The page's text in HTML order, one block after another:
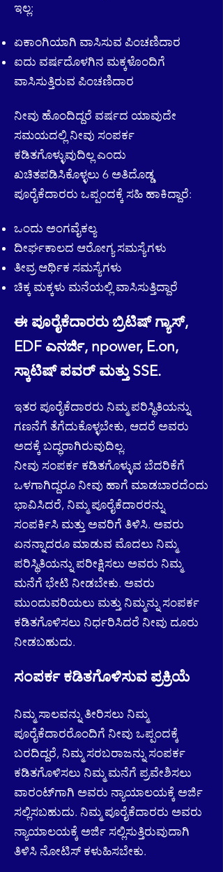
ಇಲ್ಲ:
ಏಕಾಂಗಿಯಾಗಿ ವಾಸಿಸುವ ಪಿಂಚಣಿದಾರ
ಐದು ವರ್ಷದೊಳಗಿನ ಮಕ್ಕಳೊಂದಿಗೆ
ವಾಸಿಸುತ್ತಿರುವ ಪಿಂಚಣಿದಾರ
ನೀವು ಹೊಂದಿದ್ದರೆ ವರ್ಷದ ಯಾವುದೇ
ಸಮಯದಲ್ಲಿ ನೀವು ಸಂಪರ್ಕ
ಕಡಿತಗೊಳ್ಳುವುದಿಲ್ಲ ಎಂದು
ಖಚಿತಪಡಿಸಿಕೊಳ್ಳಲು 6 ಅತಿದೊಡ್ಡ
ಪೂರೈಕೆದಾರರು ಒಪ್ಪಂದಕ್ಕೆ ಸಹಿ ಹಾಕಿದ್ದಾರೆ:
ಒಂದು ಅಂಗವೈಕಲ್ಯ
ದೀರ್ಘಕಾಲದ ಆರೋಗ್ಯ ಸಮಸ್ಯೆಗಳು
ತೀವ್ರ ಆರ್ಥಿಕ ಸಮಸ್ಯೆಗಳು
ಚಿಕ್ಕ ಮಕ್ಕಳು ಮನೆಯಲ್ಲಿ ವಾಸಿಸುತ್ತಿದ್ದಾರೆ
ಈ ಪೂರೈಕೆದಾರರು ಬ್ರಿಟಿಷ್ ಗ್ಯಾಸ್,
EDF ಎನರ್ಜಿ, npower, E.on,
ಸ್ಕಾಟಿಷ್ ಪವರ್ ಮತ್ತು SSE.
ಇತರ ಪೂರೈಕೆದಾರರು ನಿಮ್ಮ ಪರಿಸ್ಥಿತಿಯನ್ನು
ಗಣನೆಗೆ ತೆಗೆದುಕೊಳ್ಳಬೇಕು, ಆದರೆ ಅವರು
ಅದಕ್ಕೆ ಬದ್ಧರಾಗಿರುವುದಿಲ್ಲ.
ನೀವು ಸಂಪರ್ಕ ಕಡಿತಗೊಳ್ಳುವ ಬೆದರಿಕೆಗೆ
ಒಳಗಾಗಿದ್ದರೂ ನೀವು ಹಾಗೆ ಮಾಡಬಾರದೆಂದು
ಭಾವಿಸಿದರೆ, ನಿಮ್ಮ ಪೂರೈಕೆದಾರರನ್ನು
ಸಂಪರ್ಕಿಸಿ ಮತ್ತು ಅವರಿಗೆ ತಿಳಿಸಿ. ಅವರು
ಏನನ್ನಾದರೂ ಮಾಡುವ ಮೊದಲು ನಿಮ್ಮ
ಪರಿಸ್ಥಿತಿಯನ್ನು ಪರೀಕ್ಷಿಸಲು ಅವರು ನಿಮ್ಮ
ಮನೆಗೆ ಭೇಟಿ ನೀಡಬೇಕು. ಅವರು
ಮುಂದುವರಿಯಲು ಮತ್ತು ನಿಮ್ಮನ್ನು ಸಂಪರ್ಕ
ಕಡಿತಗೊಳಿಸಲು ನಿರ್ಧರಿಸಿದರೆ ನೀವು ದೂರು
ನೀಡಬಹುದು.
ಸಂಪರ್ಕ ಕಡಿತಗೊಳಿಸುವ ಪ್ರಕ್ರಿಯೆ
ನಿಮ್ಮ ಸಾಲವನ್ನು ತೀರಿಸಲು ನಿಮ್ಮ
ಪೂರೈಕೆದಾರರೊಂದಿಗೆ ನೀವು ಒಪ್ಪಂದಕ್ಕೆ
ಬರದಿದ್ದರೆ, ನಿಮ್ಮ ಸರಬರಾಜನ್ನು ಸಂಪರ್ಕ
ಕಡಿತಗೊಳಿಸಲು ನಿಮ್ಮ ಮನೆಗೆ ಪ್ರವೇಶಿಸಲು
ವಾರಂಟ್‌ಗಾಗಿ ಅವರು ನ್ಯಾಯಾಲಯಕ್ಕೆ ಅರ್ಜಿ
ಸಲ್ಲಿಸಬಹುದು. ನಿಮ್ಮ ಪೂರೈಕೆದಾರರು ಅವರು
ನ್ಯಾಯಾಲಯಕ್ಕೆ ಅರ್ಜಿ ಸಲ್ಲಿಸುತ್ತಿರುವುದಾಗಿ
ತಿಳಿಸಿ ನೋಟಿಸ್ ಕಳುಹಿಸಬೇಕು.